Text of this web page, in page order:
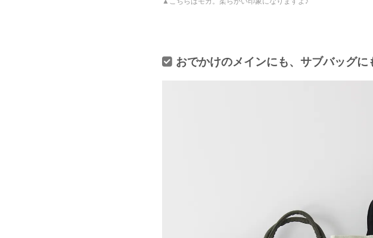
こちらはモカ。柔らかい印象になりますよ♪
おでかけのメインにも、サブバッグに